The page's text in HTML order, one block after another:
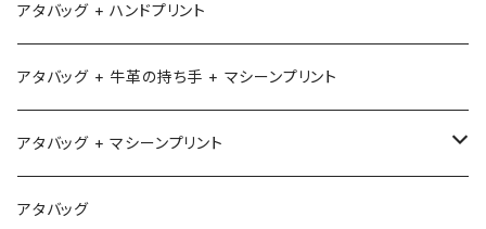
アタバッグ + ハンドプリント
アタバッグ + 牛革の持ち手 + マシーンプリント
アタバッグ + マシーンプリント
1
アタバッグ